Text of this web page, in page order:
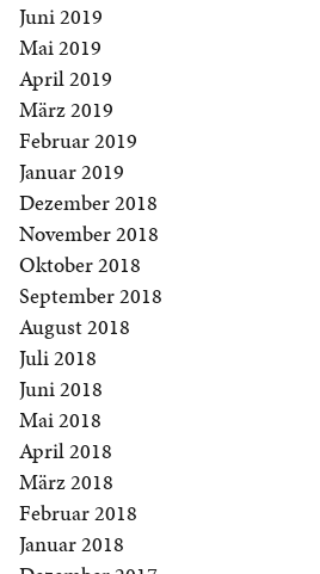
Juni 2019
Mai 2019
April 2019
März 2019
Februar 2019
Januar 2019
Dezember 2018
November 2018
Oktober 2018
September 2018
August 2018
Juli 2018
Juni 2018
Mai 2018
April 2018
März 2018
Februar 2018
Januar 2018